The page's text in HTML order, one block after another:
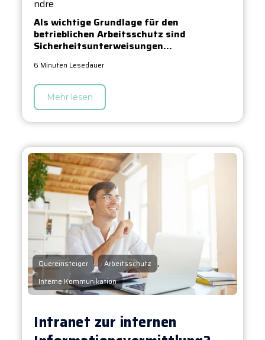
Als wichtige Grundlage für den
betrieblichen Arbeitsschutz sind
Sicherheitsunterweisungen...
6 Minuten Lesedauer
Mehr lesen
Quereinsteiger , Arbeitsschutz ,
Interne Kommunikation
Intranet zur internen